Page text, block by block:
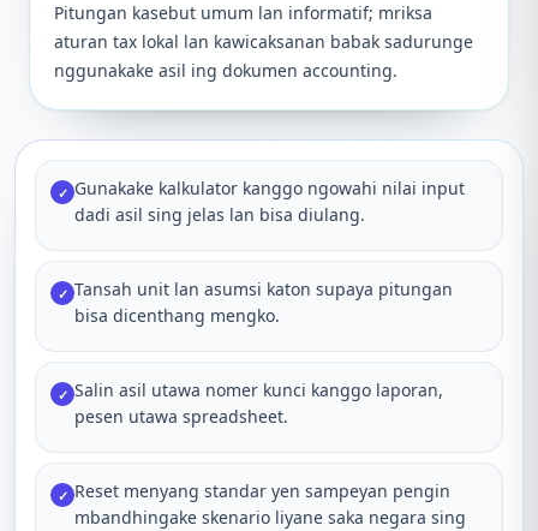
Pitungan kasebut umum lan informatif; mriksa
aturan tax lokal lan kawicaksanan babak sadurunge
nggunakake asil ing dokumen accounting.
✓ Gunakake kalkulator kanggo ngowahi nilai input
dadi asil sing jelas lan bisa diulang.
✓ Tansah unit lan asumsi katon supaya pitungan
bisa dicenthang mengko.
✓ Salin asil utawa nomer kunci kanggo laporan,
pesen utawa spreadsheet.
✓ Reset menyang standar yen sampeyan pengin
mbandhingake skenario liyane saka negara sing